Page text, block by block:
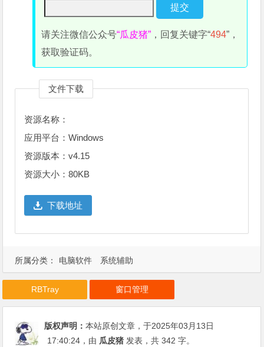
请关注微信公众号“瓜皮猪” ，回复关键字“494”，
获取验证码。
文件下载
资源名称：
应用平台：Windows
资源版本：v4.15
资源大小：80KB
下载地址
所属分类： 电脑软件 系统辅助
RBTray 窗口管理
版权声明：本站原创文章，于2025年03月13日
17:40:24 ，由 瓜皮猪 发表，共 342 字。